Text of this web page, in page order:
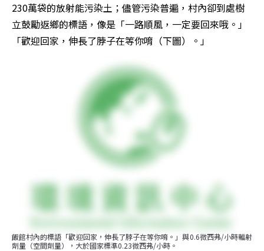
230萬袋的放射能污染土；儘管污染普遍，村內卻到處樹
立鼓勵返鄉的標語，像是「一路順風，一定要回來哦。」
「歡迎回家，伸長了脖子在等你唷（下圖）。」
飯館村內的標語「歡迎回家，伸長了脖子在等你唷。」與0.6微西弗/小時輻射
劑量（空間劑量），大於國家標準0.23微西弗/小時。